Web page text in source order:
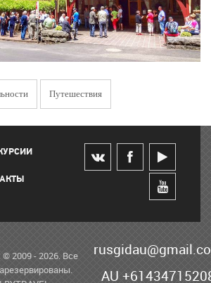
Путешествия
2009 - 2026. Все
AU